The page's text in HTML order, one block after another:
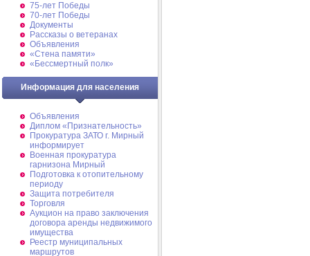
75-лет Победы
70-лет Победы
Документы
Рассказы о ветеранах
Объявления
«Стена памяти»
«Бессмертный полк»
Информация для населения
Объявления
Диплом «Признательность»
Прокуратура ЗАТО г. Мирный
информирует
Военная прокуратура
гарнизона Мирный
Подготовка к отопительному
периоду
Защита потребителя
Торговля
Аукцион на право заключения
договора аренды недвижимого
имущества
Реестр муниципальных
маршрутов